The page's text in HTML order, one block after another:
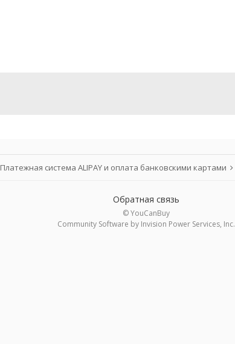
Платежная система ALIPAY и оплата банковскими картами
Обратная связь
© YouCanBuy
Community Software by Invision Power Services, Inc.